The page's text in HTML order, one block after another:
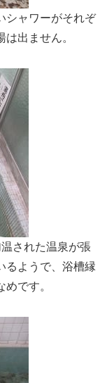
シャワーがそれぞ
出ません。
された温泉が張
るようで、浴槽縁
です。